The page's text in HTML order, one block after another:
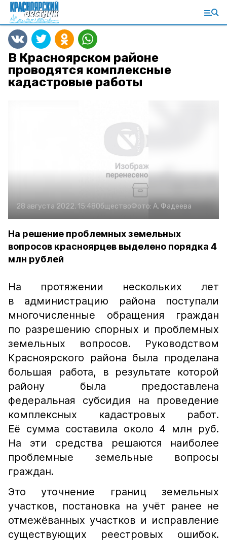
В Красноярском районе
проводятся комплексные
кадастровые работы
28 августа 2022, 15:48ОбществоФото: А. Фадеева
На решение проблемных земельных
вопросов красноярцев выделено порядка 4
млн рублей
На протяжении нескольких лет
в администрацию района поступали
многочисленные обращения граждан
по разрешению спорных и проблемных
земельных вопросов. Руководством
Красноярского района была проделана
большая работа, в результате которой
району была предоставлена
федеральная субсидия на проведение
комплексных кадастровых работ.
Её сумма составила около 4 млн руб.
На эти средства решаются наиболее
проблемные земельные вопросы
граждан.
Это уточнение границ земельных
участков, постановка на учёт ранее не
отмежёванных участков и исправление
существующих реестровых ошибок.